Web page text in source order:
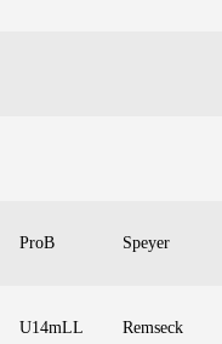
ProB Speyer
U14mLL Remseck